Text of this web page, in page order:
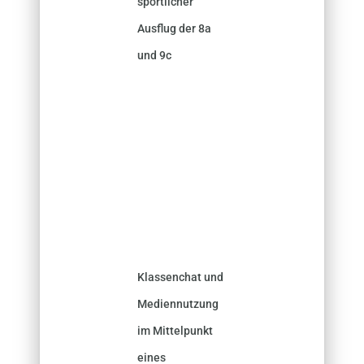
Ausflug der 8a
und 9c
Klassenchat und
Mediennutzung
im Mittelpunkt
eines